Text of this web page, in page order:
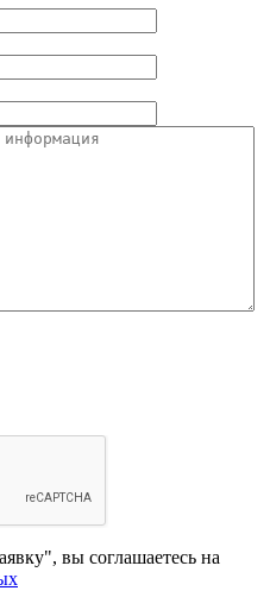
вы соглашаетесь на